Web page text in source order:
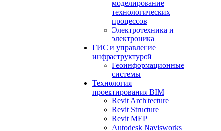
моделирование
технологических
процессов
Электротехника и
электроника
ГИС и управление
инфраструктурой
Геоинформационные
системы
Технология
проектирования BIM
Revit Architecture
Revit Structure
Revit MEP
Autodesk Navisworks